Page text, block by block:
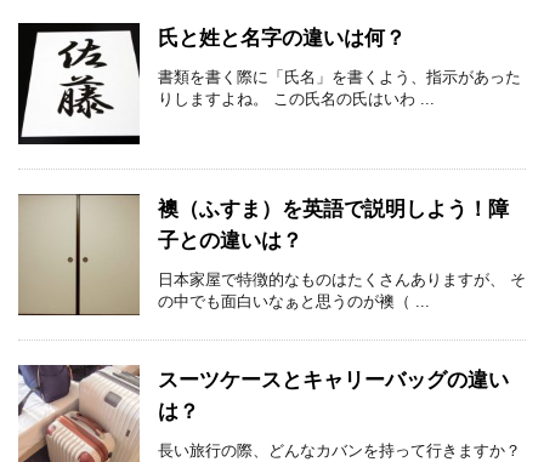
氏と姓と名字の違いは何？
書類を書く際に「氏名」を書くよう、指示があった
りしますよね。 この氏名の氏はいわ ...
襖（ふすま）を英語で説明しよう！障
子との違いは？
日本家屋で特徴的なものはたくさんありますが、 そ
の中でも面白いなぁと思うのが襖（ ...
スーツケースとキャリーバッグの違い
は？
長い旅行の際、どんなカバンを持って行きますか？